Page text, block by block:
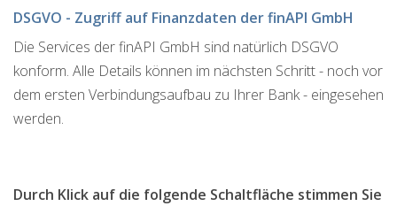
DSGVO - Zugriff auf Finanzdaten der finAPI GmbH
Die Services der finAPI GmbH sind natürlich DSGVO
konform. Alle Details können im nächsten Schritt - noch vor
dem ersten Verbindungsaufbau zu Ihrer Bank - eingesehen
werden.
Durch Klick auf die folgende Schaltfläche stimmen Sie